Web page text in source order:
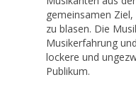
gemeinsamen
zu blasen. Die
Musikerfahrung
lockere und
Publikum.